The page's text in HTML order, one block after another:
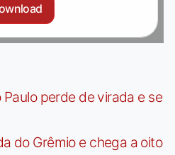
perde de virada e se
do Grêmio e chega a oito